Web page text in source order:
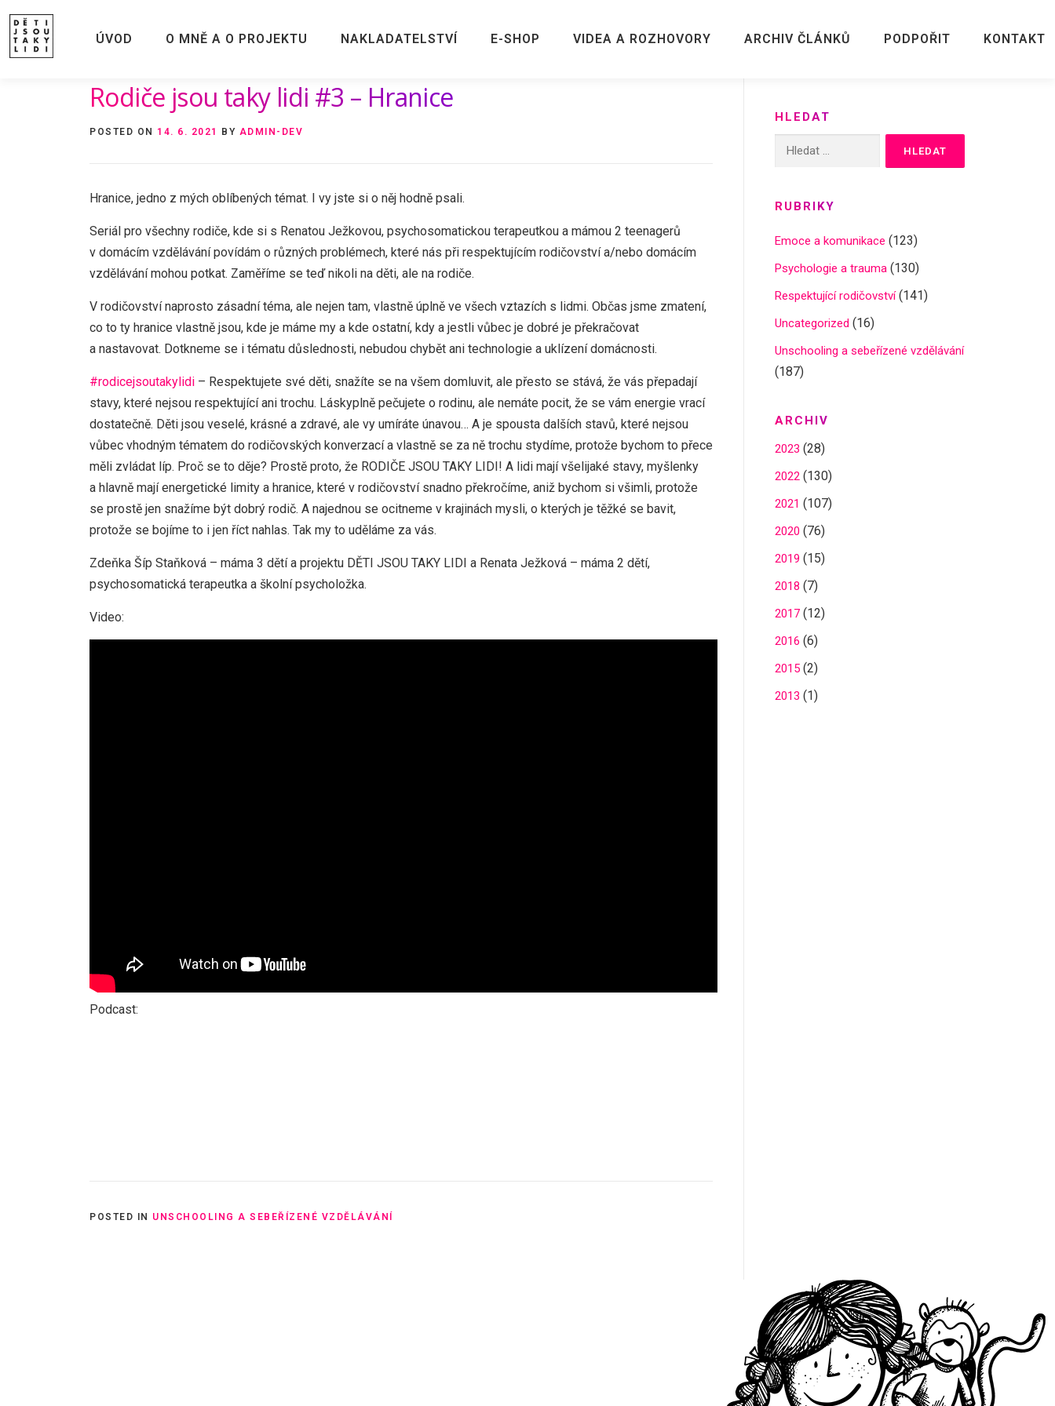
content
ÚVOD O MNĚ A O PROJEKTU NAKLADATELSTVÍ E-SHOP VIDEA A ROZHOVORY ARCHIV ČLÁNKŮ PODPOŘIT KONTAKT
Rodiče jsou taky lidi #3 – Hranice
POSTED ON 14. 6. 2021 BY ADMIN-DEV
Hranice, jedno z mých oblíbených témat. I vy jste si o něj hodně psali.
Seriál pro všechny rodiče, kde si s Renatou Ježkovou, psychosomatickou terapeutkou a mámou 2 teenagerů
v domácím vzdělávání povídám o různých problémech, které nás při respektujícím rodičovství a/nebo domácím
vzdělávání mohou potkat. Zaměříme se teď nikoli na děti, ale na rodiče.
V rodičovství naprosto zásadní téma, ale nejen tam, vlastně úplně ve všech vztazích s lidmi. Občas jsme zmatení,
co to ty hranice vlastně jsou, kde je máme my a kde ostatní, kdy a jestli vůbec je dobré je překračovat
a nastavovat. Dotkneme se i tématu důslednosti, nebudou chybět ani technologie a uklízení domácnosti.
#rodicejsoutakylidi – Respektujete své děti, snažíte se na všem domluvit, ale přesto se stává, že vás přepadají
stavy, které nejsou respektující ani trochu. Láskyplně pečujete o rodinu, ale nemáte pocit, že se vám energie vrací
dostatečně. Děti jsou veselé, krásné a zdravé, ale vy umíráte únavou… A je spousta dalších stavů, které nejsou
vůbec vhodným tématem do rodičovských konverzací a vlastně se za ně trochu stydíme, protože bychom to přece
měli zvládat líp. Proč se to děje? Prostě proto, že RODIČE JSOU TAKY LIDI! A lidi mají všelijaké stavy, myšlenky
a hlavně mají energetické limity a hranice, které v rodičovství snadno překročíme, aniž bychom si všimli, protože
se prostě jen snažíme být dobrý rodič. A najednou se ocitneme v krajinách mysli, o kterých je těžké se bavit,
protože se bojíme to i jen říct nahlas. Tak my to uděláme za vás.
Zdeňka Šíp Staňková – máma 3 dětí a projektu DĚTI JSOU TAKY LIDI a Renata Ježková – máma 2 dětí,
psychosomatická terapeutka a školní psycholožka.
Video:
Podcast:
POSTED IN UNSCHOOLING A SEBEŘÍZENÉ VZDĚLÁVÁNÍ
HLEDAT
Vyhledávání
RUBRIKY
Emoce a komunikace (123)
Psychologie a trauma (130)
Respektující rodičovství(141)
Uncategorized (16)
Unschooling a sebeřízené vzdělávání
(187)
ARCHIV
2023 (28)
2022 (130)
2021 (107)
2020 (76)
2019 (15)
2018 (7)
2017 (12)
2016 (6)
2015 (2)
2013 (1)